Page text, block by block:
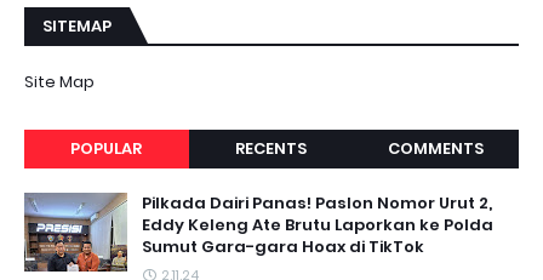
SITEMAP
Site Map
POPULAR RECENTS COMMENTS
Pilkada Dairi Panas! Paslon Nomor Urut 2,
Eddy Keleng Ate Brutu Laporkan ke Polda
Sumut Gara-gara Hoax di TikTok
2.11.24